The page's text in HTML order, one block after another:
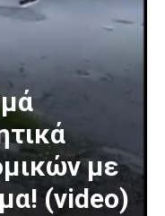
με
(video)